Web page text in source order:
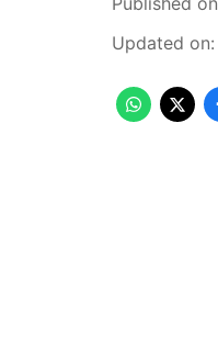
Updated on: